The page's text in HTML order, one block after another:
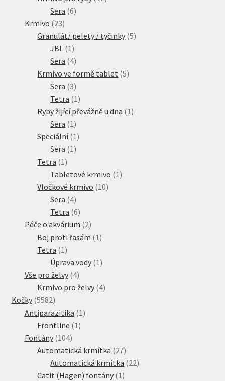
Sera 66
Krmivo 2323
produktů
Granulát/ pelety / tyčinky 55
JBL 1 1
produkt
Sera 44
produkty
Krmivo ve formě tablet 55
Sera 33
produkty
Tetra 1 1
produkt
Ryby žijící převážně u dna 1 1
Sera 1 1
produkt
Speciální 1 1
Sera 1 1
Tetra 1 1
produkt
Tabletové krmivo 1 1
Vločkové krmivo 1010
Sera 44
produkty
Tetra 66
produktů
Péče o akvárium 22
produkty
Boj proti řasám 1 1
Tetra 1 1
produkt
Úprava vody 1 1
Vše pro želvy 44
produkty
Krmivo pro želvy 44
Kočky 55825582
produktů
Antiparazitika 1 1
Frontline 1 1
Fontány 104104
produktů
Automatická krmítka 2727
produktů
Automatická krmítka 2222
Catit (Hagen) fontány 1 1